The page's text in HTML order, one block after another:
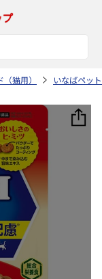
猫用） いなばペッ